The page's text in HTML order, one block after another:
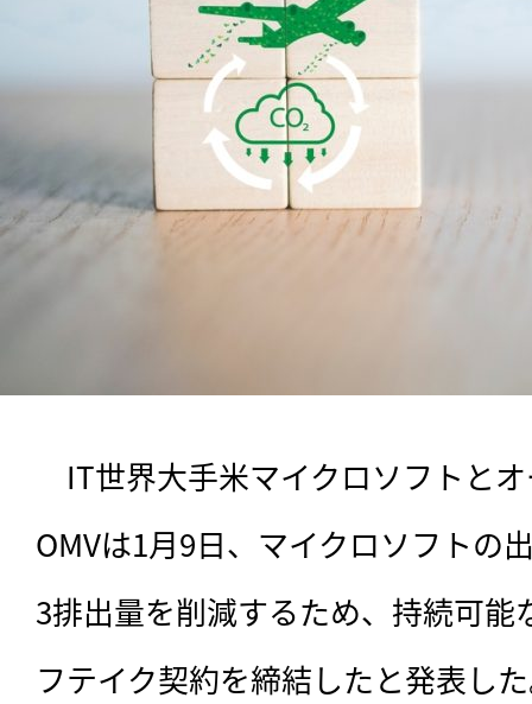
IT世界大手米マイクロソフトと
OMVは1月9日、マイクロソフトの
3排出量を削減するため、持続可能
フテイク契約を締結したと発表し